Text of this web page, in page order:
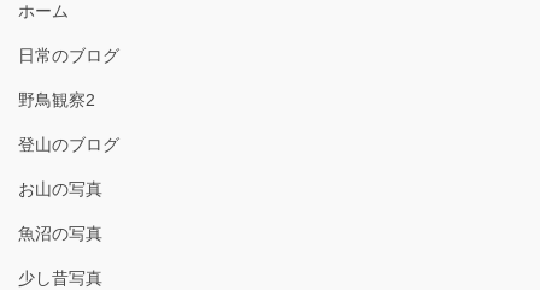
ホーム
日常のブログ
野鳥観察2
登山のブログ
お山の写真
魚沼の写真
少し昔写真